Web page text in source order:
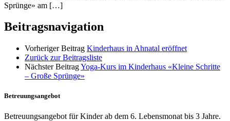
Sprünge» am […]
Beitragsnavigation
Vorheriger Beitrag Kinderhaus in Ahnatal eröffnet
Zurück zur Beitragsliste
Nächster BeitragYoga-Kurs im Kinderhaus «Kleine Schritte
– Große Sprünge»
Betreuungsangebot
Betreuungsangebot für Kinder ab dem 6. Lebensmonat bis 3 Jahre.